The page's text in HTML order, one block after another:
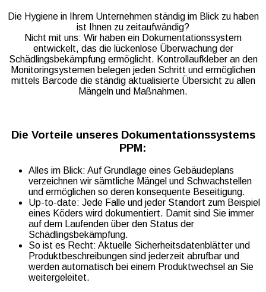
Die Hygiene in Ihrem Unternehmen ständig im Blick zu haben
ist Ihnen zu zeitaufwändig?
Nicht mit uns: Wir haben ein Dokumentationssystem
entwickelt, das die lückenlose Überwachung der
Schädlingsbekämpfung ermöglicht. Kontrollaufkleber an den
Monitoringsystemen belegen jeden Schritt und ermöglichen
mittels Barcode die ständig aktualisierte Übersicht zu allen
Mängeln und Maßnahmen.
Die Vorteile unseres Dokumentationssystems
PPM:
Alles im Blick: Auf Grundlage eines Gebäudeplans
verzeichnen wir sämtliche Mängel und Schwachstellen
und ermöglichen so deren konsequente Beseitigung.
Up-to-date: Jede Falle und jeder Standort zum Beispiel
eines Köders wird dokumentiert. Damit sind Sie immer
auf dem Laufenden über den Status der
Schädlingsbekämpfung.
So ist es Recht: Aktuelle Sicherheitsdatenblätter und
Produktbeschreibungen sind jederzeit abrufbar und
werden automatisch bei einem Produktwechsel an Sie
weitergeleitet.